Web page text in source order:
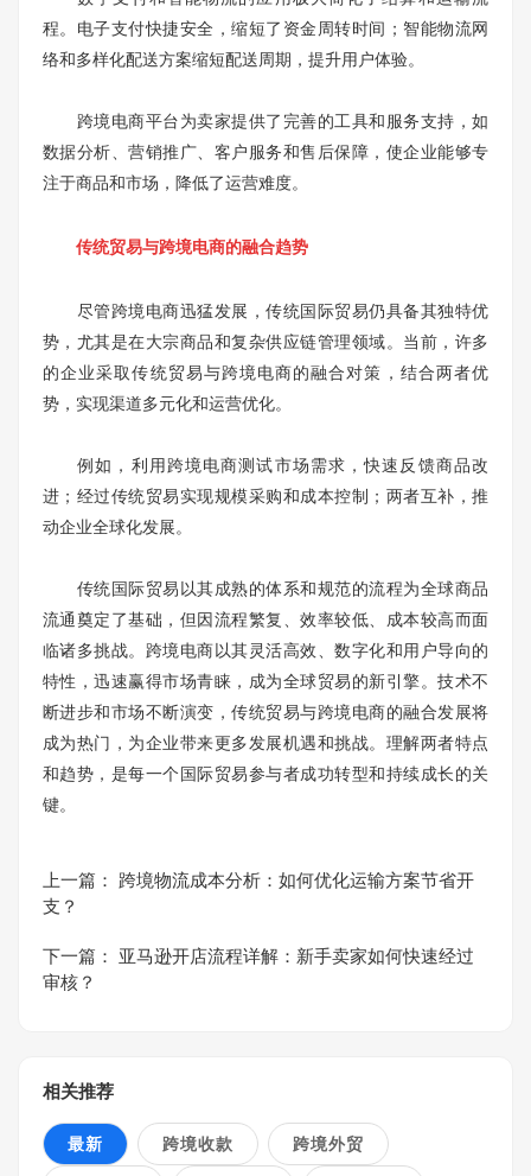
程。电子支付快捷安全，缩短了资金周转时间；智能物流网
络和多样化配送方案缩短配送周期，提升用户体验。
跨境电商平台为卖家提供了完善的工具和服务支持，如
数据分析、营销推广、客户服务和售后保障，使企业能够专
注于商品和市场，降低了运营难度。
传统贸易与跨境电商的融合趋势
尽管跨境电商迅猛发展，传统国际贸易仍具备其独特优
势，尤其是在大宗商品和复杂供应链管理领域。当前，许多
的企业采取传统贸易与跨境电商的融合对策，结合两者优
势，实现渠道多元化和运营优化。
例如，利用跨境电商测试市场需求，快速反馈商品改
进；经过传统贸易实现规模采购和成本控制；两者互补，推
动企业全球化发展。
传统国际贸易以其成熟的体系和规范的流程为全球商品
流通奠定了基础，但因流程繁复、效率较低、成本较高而面
临诸多挑战。跨境电商以其灵活高效、数字化和用户导向的
特性，迅速赢得市场青睐，成为全球贸易的新引擎。技术不
断进步和市场不断演变，传统贸易与跨境电商的融合发展将
成为热门，为企业带来更多发展机遇和挑战。理解两者特点
和趋势，是每一个国际贸易参与者成功转型和持续成长的关
键。
上一篇：
跨境物流成本分析：如何优化运输方案节省开
支？
下一篇：
亚马逊开店流程详解：新手卖家如何快速经过
审核？
相关推荐
最新 跨境收款 跨境外贸